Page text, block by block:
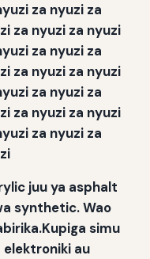
za nyuzi za
za nyuzi za nyuzi
za nyuzi za
za nyuzi za nyuzi
za nyuzi za
za nyuzi za nyuzi
za nyuzi za
juu ya asphalt
synthetic. Wao
simu
au